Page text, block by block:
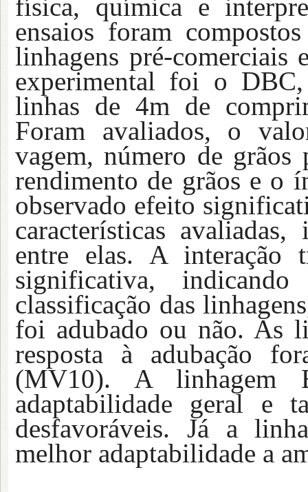
física, química e
ensaiosforam
linhagens pré-comerciais
experimental foi o
linhas de 4m de
Foram avaliados, o
vagem, número de
rendimento de grãos e o
observado efeito
características avaliadas,
entre elas. A interação
significativa,
classificação das
foi adubado ou não. As
resposta à adubação
(MV10). A linhagem
adaptabilidade geral e
desfavoráveis. Já a
melhor adaptabilidade a